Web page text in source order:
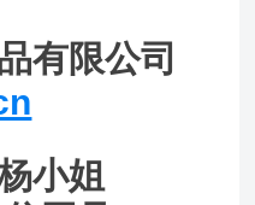
有限公司
小姐